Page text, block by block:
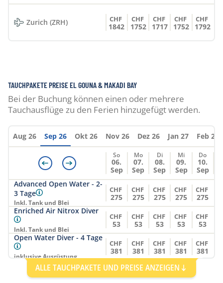
Zurich (ZRH) CHF
1842
CHF
1752
CHF
1717
CHF
1752
CHF
1792
TAUCHPAKETE PREISE EL GOUNA & MAKADI BAY
Bei der Buchung können einen oder mehrere
Tauchausflüge zu den Ferien hinzugefügt werden.
Aug 26 Sep 26 Okt 26 Nov 26 Dez 26 Jan 27 Feb 27
So
06.
Sep
Mo
07.
Sep
Di
08.
Sep
Mi
09.
Sep
Do
10.
Sep
Advanced Open Water - 2-
3 Tage
Inkl. Tank und Blei
CHF
275
CHF
275
CHF
275
CHF
275
CHF
275
Enriched Air Nitrox Diver
Inkl. Tank und Blei
CHF
53
CHF
53
CHF
53
CHF
53
CHF
53
Open Water Diver - 4 Tage
inklusive Ausrüstung
CHF
381
CHF
381
CHF
381
CHF
381
CHF
381
Tauchpaket - 1 Tag / 2
Tauchgänge
CHF
73
CHF
73
CHF
73
CHF
73
ALLE TAUCHPAKETE UND PREISE ANZEIGEN